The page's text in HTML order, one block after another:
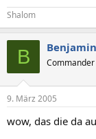
Shalom
B Commander
9. März 2005
wow, das die da